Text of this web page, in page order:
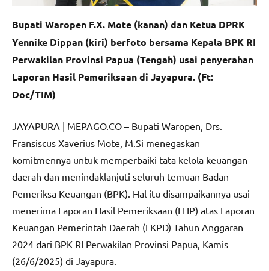
Bupati Waropen F.X. Mote (kanan) dan Ketua DPRK
Yennike Dippan (kiri) berfoto bersama Kepala BPK RI
Perwakilan Provinsi Papua (Tengah) usai penyerahan
Laporan Hasil Pemeriksaan di Jayapura. (Ft:
Doc/TIM)
JAYAPURA | MEPAGO.CO – Bupati Waropen, Drs.
Fransiscus Xaverius Mote, M.Si menegaskan
komitmennya untuk memperbaiki tata kelola keuangan
daerah dan menindaklanjuti seluruh temuan Badan
Pemeriksa Keuangan (BPK). Hal itu disampaikannya usai
menerima Laporan Hasil Pemeriksaan (LHP) atas Laporan
Keuangan Pemerintah Daerah (LKPD) Tahun Anggaran
2024 dari BPK RI Perwakilan Provinsi Papua, Kamis
(26/6/2025) di Jayapura.